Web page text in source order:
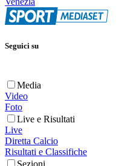
Seguici su
Media
Video
Foto
Live e Risultati
Live
Diretta Calcio
Risultati e Classifiche
Sezioni